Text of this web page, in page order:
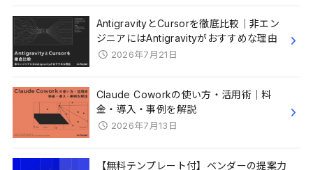
AntigravityとCursorを徹底比較｜非エン
ジニアにはAntigravityがおすすめな理由
2026年7月21日
Claude Coworkの使い方・活用術｜料
金・導入・事例を解説
2026年7月13日
【無料テンプレート付】ベンダーの提案力